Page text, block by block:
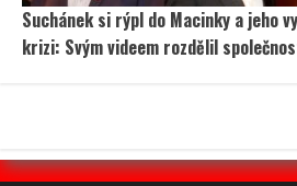
Suchánek si rýpl do Macinky a jeho
krizi: Svým videem rozdělil